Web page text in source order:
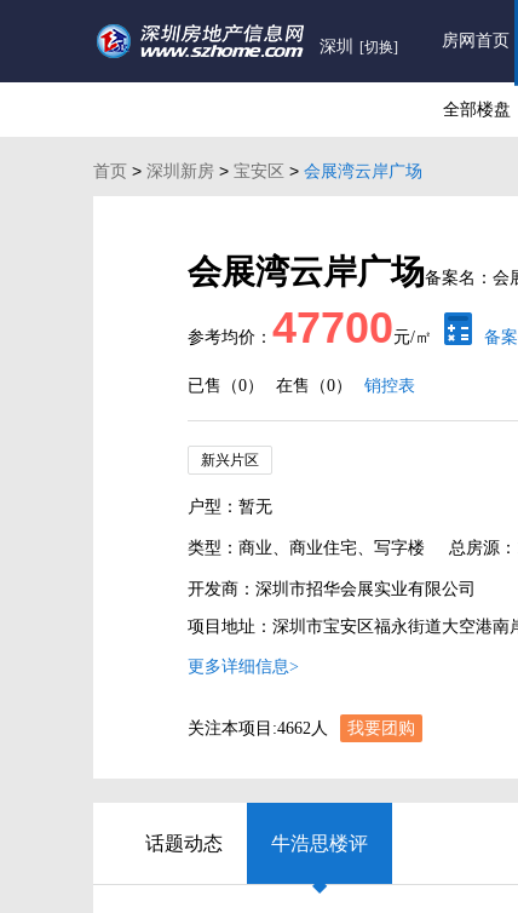
深圳 [切换] 房网首页
全部楼盘
首页 > 深圳新房 > 宝安区 > 会展湾云岸广场
会展湾云岸广场备案名：会
参考均价： 47700元/㎡ 备
已售（0） 在售（0） 销控表
新兴片区
户型：暂无
类型：商业、商业住宅、写字楼 总房源：
开发商：深圳市招华会展实业有限公司
项目地址：深圳市宝安区福永街道大空港南
更多详细信息>
关注本项目:4662人 我要团购
话题动态
牛浩思楼评
◆